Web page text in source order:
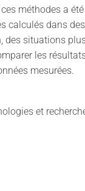
méthodes a
calculés dans
des situations
les
mesurées.
et